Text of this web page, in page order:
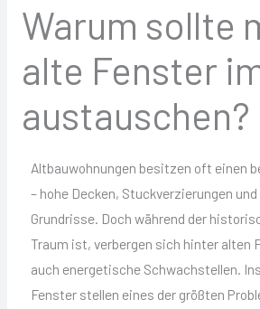
Warum sollte
alte Fenster
austauschen?
Altbauwohnungen besitzen oft einen
– hohe Decken, Stuckverzierungen
Grundrisse. Doch während der
Traum ist, verbergen sich hinter alten
auch energetische Schwachstellen.
Fenster stellen eines der größten